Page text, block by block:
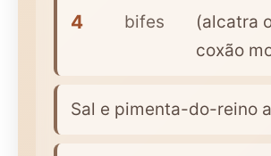
4 bifes
(alcatra
coxão
Sal e pimenta-do-reino